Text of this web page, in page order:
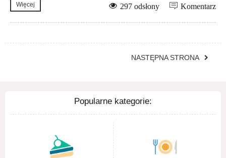
Więcej Komentarz
297 odsłony
NASTĘPNA STRONA
Popularne kategorie: